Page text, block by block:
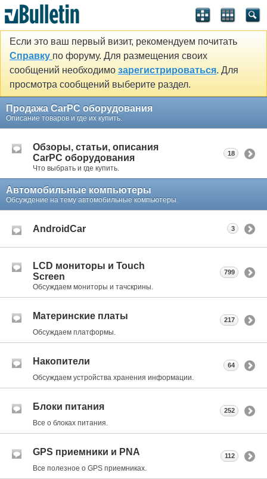
Если это ваш первый визит, рекомендуем почитать
Справку по форуму. Для размещения своих
сообщений необходимо зарегистрироваться. Для
просмотра сообщений выберите раздел.
Продажа CarPC оборудования
Описание товаров и где их купить.
Обзоры, статьи, описания
CarPC оборудования
Что выбрать и где купить.
18
Автомобильные компьютеры
Обсуждение на тему автомобильные компьютеры.
AndroidCar 3
LCD мониторы и Touch
Screen
Обсуждаем мониторы и тачскрины.
799
Материнские платы
Обсуждаем платформы.
217
Накопители
Обсуждаем устройства хранения информации.
64
Блоки питания
Все о блоках питания.
252
GPS приемники и PNA
Все полезное о GPS приемниках.
112